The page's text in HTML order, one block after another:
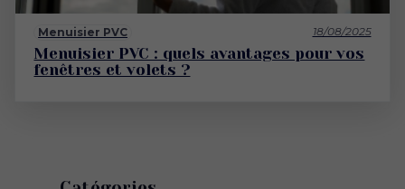
Menuisier PVC 18/08/2025
Menuisier PVC : quels avantages pour vos
fenêtres et volets ?